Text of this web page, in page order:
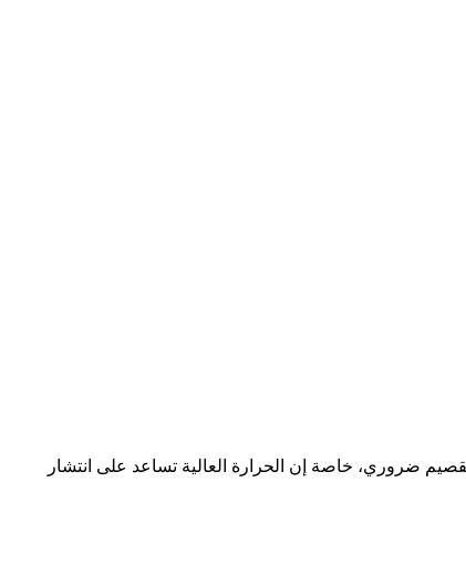
ضروري، خاصة إن الحرارة العالية تساعد على انتشار